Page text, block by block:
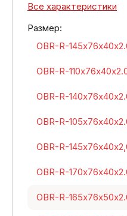
Все характеристики
Размер:
OBR-R-
OBR-R-
OBR-R-
OBR-R-
OBR-R-
OBR-R-
OBR-R-